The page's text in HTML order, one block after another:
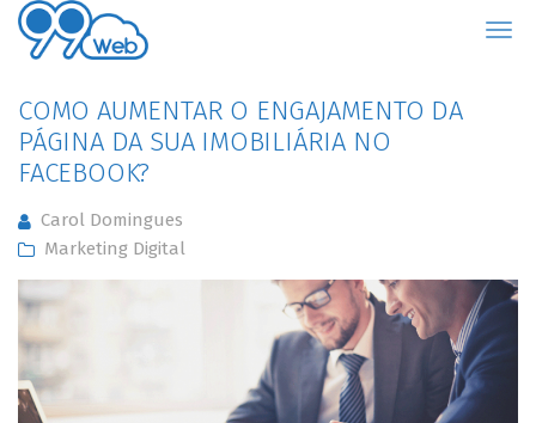
COMO AUMENTAR O ENGAJAMENTO DA
PÁGINA DA SUA IMOBILIÁRIA NO
FACEBOOK?
Carol Domingues
Marketing Digital